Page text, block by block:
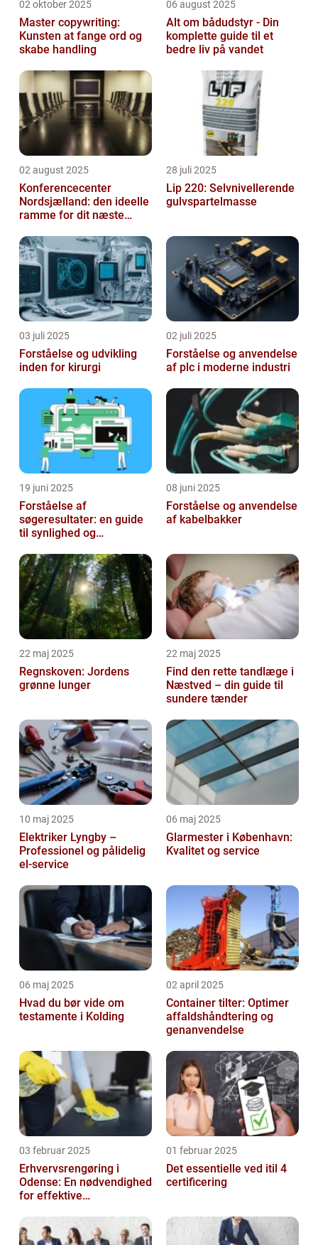
02 oktober 2025
Master copywriting:
Kunsten at fange ord og
skabe handling
06 august 2025
Alt om bådudstyr - Din
komplette guide til et
bedre liv på vandet
02 august 2025
Konferencecenter
Nordsjælland: den ideelle
ramme for dit næste
28 juli 2025
Lip 220: Selvnivellerende
gulvspartelmasse
03 juli 2025
Forståelse og udvikling
inden for kirurgi
02 juli 2025
Forståelse og anvendelse
af plc i moderne industri
19 juni 2025
Forståelse af
søgeresultater: en guide
til synlighed og
08 juni 2025
Forståelse og anvendelse
af kabelbakker
22 maj 2025
Regnskoven: Jordens
grønne lunger
22 maj 2025
Find den rette tandlæge i
Næstved – din guide til
sundere tænder
10 maj 2025
Elektriker Lyngby –
Professionel og pålidelig
el-service
06 maj 2025
Glarmester i København:
Kvalitet og service
06 maj 2025
Hvad du bør vide om
testamente i Kolding
02 april 2025
Container tilter: Optimer
affaldshåndtering og
genanvendelse
03 februar 2025
Erhvervsrengøring i
Odense: En nødvendighed
for effektive
01 februar 2025
Det essentielle ved itil 4
certificering